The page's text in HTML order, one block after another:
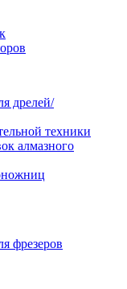
дрелей/
техники
алмазного
фрезеров